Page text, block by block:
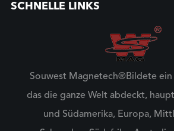
SCHNELLE LINKS
Souwest Magnetech®Bildete ein
das die ganze Welt abdeckt,
und Südamerika, Europa,